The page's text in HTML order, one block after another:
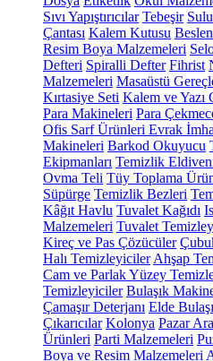
Sıvı Yapıştırıcılar Tebeşir
Çantası Kalem Kutusu
Resim Boya Malzemeleri
Defteri Spiralli Defter Fihrist
Malzemeleri Masaüstü
Kırtasiye Seti Kalem ve Yazı
Para Makineleri Para
Ofis Sarf Ürünleri Evrak
Makineleri Barkod Okuyucu
Ekipmanları Temizlik
Ovma Teli Tüy Toplama
Süpürge Temizlik Bezleri
Kâğıt Havlu Tuvalet Kağıdı
Malzemeleri Tuvalet
Kireç ve Pas Çözücüler
Halı Temizleyiciler Ahşap
Cam ve Parlak Yüzey
Temizleyiciler Bulaşık
Çamaşır Deterjanı Elde
Çıkarıcılar Kolonya Pazar
Ürünleri Parti Malzemeleri
Boya ve Resim Malzemeleri